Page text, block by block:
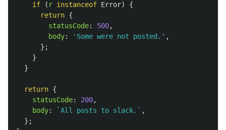
if
( r instanceof Error)
{
return {
statusCode: 500,
body: ' Some were not posted. ' ,
};
}
}
return {
statusCode: 200,
body: `All posts to slack.` ,
};